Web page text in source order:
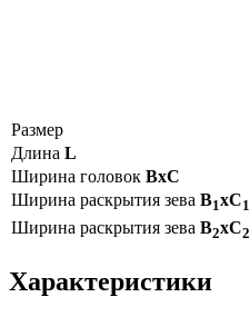
Размер
Длина L
Ширина головок BхC
Ширина раскрытия зева B1хC1
Ширина раскрытия зева B2хC2
Характеристики